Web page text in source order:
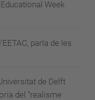
Week
parla de les
de Delft
del "realisme